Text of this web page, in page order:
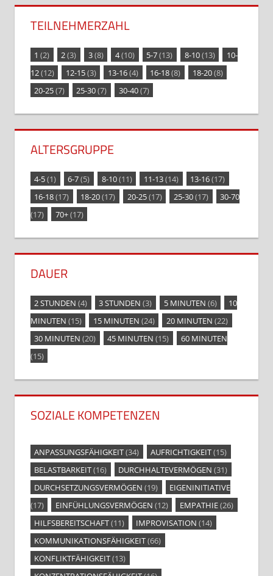
TEILNEHMERZAHL
1 (2) 2(3) 3(8) 4(10) 5-7(13) 8-10(13)
10-
12(12) 12-15(3) 13-16(4) 16-18(8) 18-20(8)
20-25(7) 25-30(7) 30-40(7)
ALTERSGRUPPE
4-5(1) 6-7(5) 8-10(11) 11-13(14) 13-16(17)
16-18(17) 18-20(17) 20-25(17) 25-30(17)
30-70
(17)
70+(17)
DAUER
2 STUNDEN (4) 3 STUNDEN (3) 5 MINUTEN (6)
10
MINUTEN (15) 15 MINUTEN (24) 20 MINUTEN (22)
30 MINUTEN (20) 45 MINUTEN (15)
60 MINUTEN
(15)
SOZIALE KOMPETENZEN
ANPASSUNGSFÄHIGKEIT(34) AUFRICHTIGKEIT(15)
BELASTBARKEIT(16) DURCHHALTEVERMÖGEN (31)
DURCHSETZUNGSVERMÖGEN (19)
EIGENINITIATIVE
(17)
EINFÜHLUNGSVERMÖGEN (12) EMPATHIE(26)
HILFSBEREITSCHAFT(11) IMPROVISATION (14)
KOMMUNIKATIONSFÄHIGKEIT(66)
KONFLIKTFÄHIGKEIT(13)